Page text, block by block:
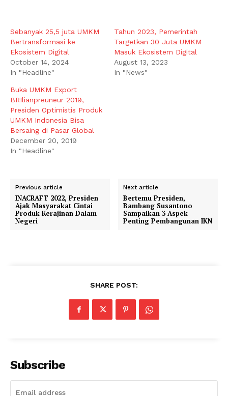
Sebanyak 25,5 juta UMKM
Bertransformasi ke
Ekosistem Digital
October 14, 2024
In "Headline"
Tahun 2023, Pemerintah
Targetkan 30 Juta UMKM
Masuk Ekosistem Digital
August 13, 2023
In "News"
Buka UMKM Export
BRIlianpreuneur 2019,
Presiden Optimistis Produk
UMKM Indonesia Bisa
Bersaing di Pasar Global
December 20, 2019
In "Headline"
Previous article
INACRAFT 2022, Presiden
Ajak Masyarakat Cintai
Produk Kerajinan Dalam
Negeri
Next article
Bertemu Presiden,
Bambang Susantono
Sampaikan 3 Aspek
Penting Pembangunan IKN
SHARE POST:
Subscribe